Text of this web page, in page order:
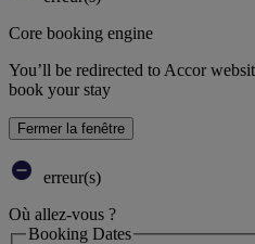
Core booking engine
You’ll be redirected to Accor
book your stay
Fermer la fenêtre
erreur(s)
Où allez-vous ?
Booking Dates